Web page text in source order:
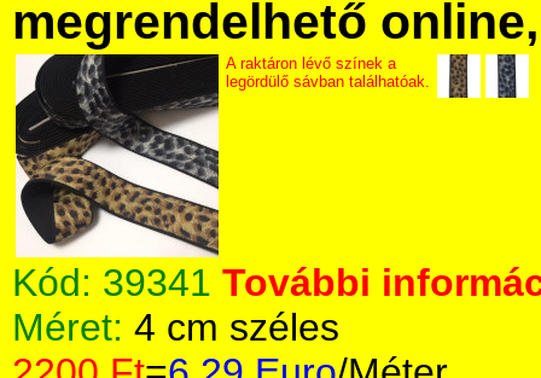
megrendelhető
A raktáron lévő színek a
legördülő sávban találhatóak.
Kód: 39341 További
Méret: 4 cm széles